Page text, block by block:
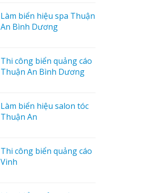
Thi Công Bảng Hiệu
Trọn Gói Nghệ An Gía
Sửa chữa biển quảng cáo
Nghệ An uy tín
Làm biển hiệu chữ inox
tại Vinh Nghệ An
Công ty quảng cáo tại
Vinh Nghệ An